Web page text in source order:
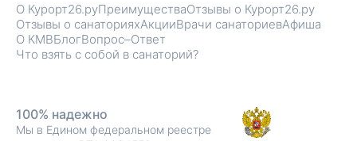
О Курорт26.руПреимуществаОтзывы о Курорт26.ру
Отзывы о санаторияхАкцииВрачи санаториевАфиша
О КМВБлогВопрос–Ответ
Что взять с собой в санаторий?
100% надежно
Мы в Едином федеральном реестре